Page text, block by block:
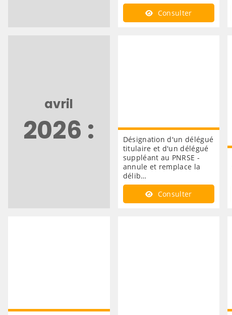
Consulter
avril
2026 :
Désignation d'un délégué
titulaire et d'un délégué
suppléant au PNRSE -
annule et remplace la
délib…
Consulter